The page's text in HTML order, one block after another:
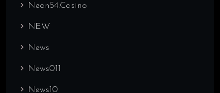
Neon54.casino
NEW
News
News011
News10